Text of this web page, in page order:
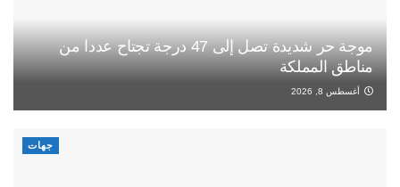
موجة حر شديدة تصل إلى 47 درجة تجتاح عددا من
مناطق المملكة
أغسطس 8, 2026
جهات